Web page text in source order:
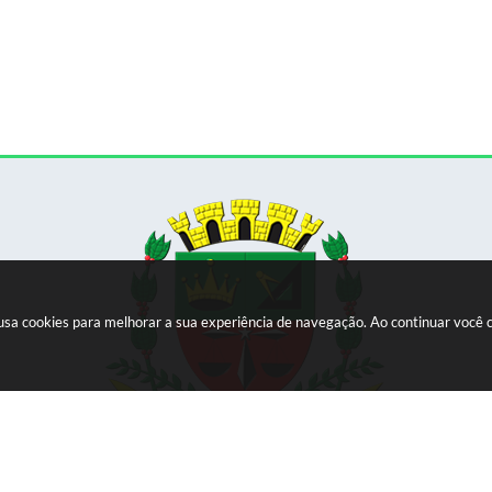
cookies para melhorar a sua experiência de navegação. Ao continuar você